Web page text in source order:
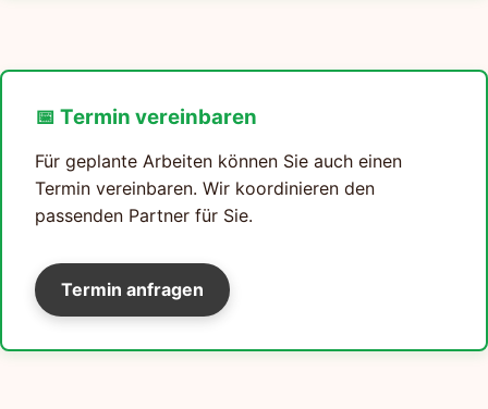
📅 Termin vereinbaren
Für geplante Arbeiten können Sie auch einen
Termin vereinbaren. Wir koordinieren den
passenden Partner für Sie.
Termin anfragen